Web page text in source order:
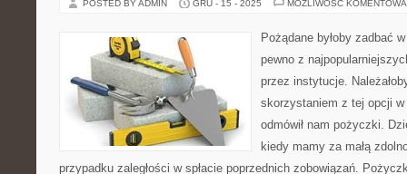
POSTED BY ADMIN GRU - 15 - 2025 MOŻLIWOŚĆ
Pożądane byłoby zadbać
pewno z
przez instytucje.
skorzystaniem z tej opcji
odmówił nam pożyczki.
kiedy mamy za małą
przypadku zaległości w spłacie poprzednich zobowiązań.